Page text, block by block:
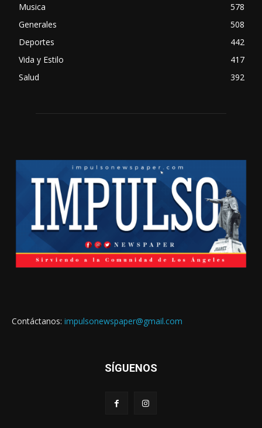
Musica
578
Generales
508
Deportes
442
Vida y Estilo
417
Salud
392
Contáctanos: impulsonewspaper@gmail.com
SÍGUENOS